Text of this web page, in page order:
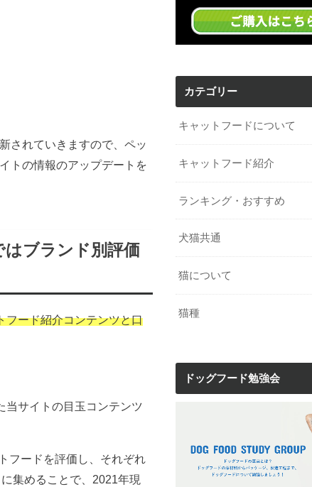
されていきますので、ペッ
トの情報のアップデートを
はブランド別評価
フード紹介コンテンツと口
当サイトの目玉コンテンツ
フードを評価し、それぞれ
集めることで、2021年現
カテゴリー
キャットフードについて
キャットフード紹介
ランキング・おすすめ
犬猫共通
猫について
猫種
ドッグフード勉強会